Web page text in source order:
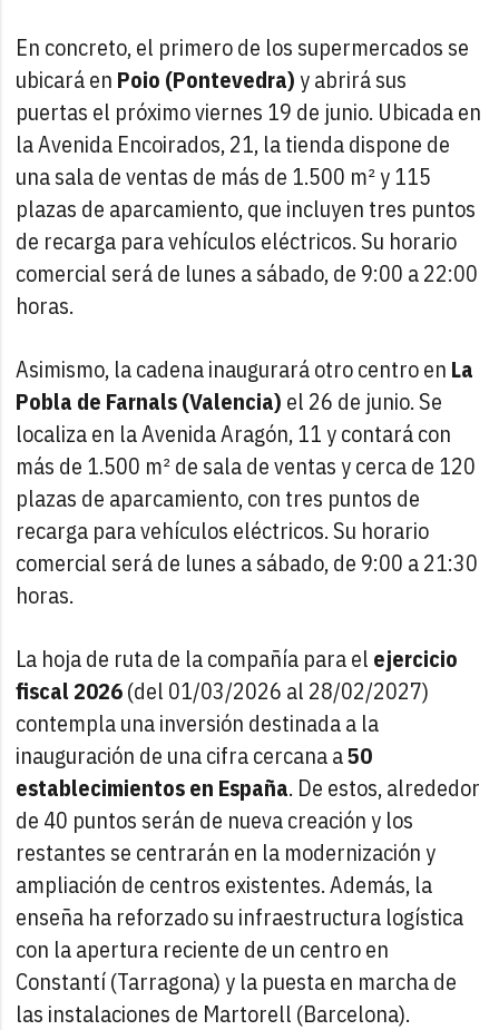
En concreto, el primero de los supermercados se
ubicará en Poio (Pontevedra)y abrirá sus
puertas el próximo viernes 19 de junio. Ubicada en
la Avenida Encoirados, 21, la tienda dispone de
una sala de ventas de más de 1.500 m² y 115
plazas de aparcamiento, que incluyen tres puntos
de recarga para vehículos eléctricos. Su horario
comercial será de lunes a sábado, de 9:00 a 22:00
horas.
Asimismo, la cadena inaugurará otro centro en La
Pobla de Farnals (Valencia) el 26 de junio. Se
localiza en la Avenida Aragón, 11 y contará con
más de 1.500 m² de sala de ventas y cerca de 120
plazas de aparcamiento, con tres puntos de
recarga para vehículos eléctricos. Su horario
comercial será de lunes a sábado, de 9:00 a 21:30
horas.
La hoja de ruta de la compañía para el ejercicio
fiscal 2026(del 01/03/2026 al 28/02/2027)
contempla una inversión destinada a la
inauguración de una cifra cercana a50
establecimientos en España. De estos, alrededor
de 40 puntos serán de nueva creación y los
restantes se centrarán en la modernización y
ampliación de centros existentes. Además, la
enseña ha reforzado su infraestructura logística
con la apertura reciente de un centro en
Constantí (Tarragona) y la puesta en marcha de
las instalaciones de Martorell (Barcelona).